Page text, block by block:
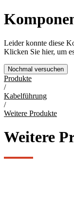
Leider konnte diese
Klicken Sie hier, um
Nochmal versuchen
Produkte
/
Kabelführung
/
Weitere Produkte
Weitere